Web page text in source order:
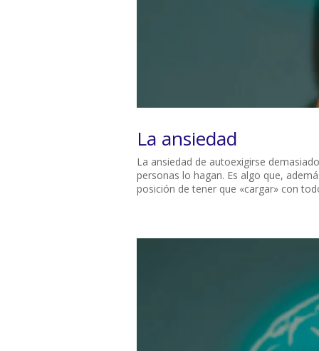
La ansiedad
La ansiedad de autoexigirse
personas lo hagan. Es algo que,
posición de tener que «cargar» con